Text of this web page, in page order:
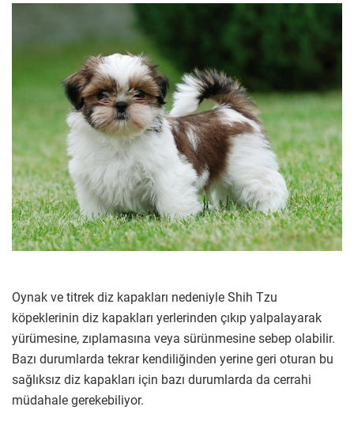
Oynak ve titrek diz kapakları nedeniyle Shih Tzu
köpeklerinin diz kapakları yerlerinden çıkıp yalpalayarak
yürümesine, zıplamasına veya sürünmesine sebep olabilir.
Bazı durumlarda tekrar kendiliğinden yerine geri oturan bu
sağlıksız diz kapakları için bazı durumlarda da cerrahi
müdahale gerekebiliyor.